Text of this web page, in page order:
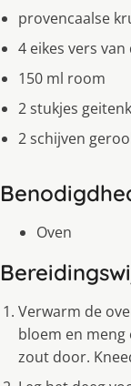
provencaalse
4 eikes vers van
150 ml room
2 stukjes
2 schijven
Oven
Verwarm de
bloem en
zout door.